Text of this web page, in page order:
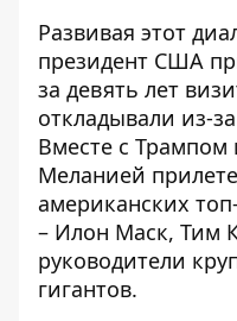
Развивая этот
президент США
за девять лет
откладывали из-
Вместе с Трампом
Меланией
американских
– Илон Маск, Тим
руководители
гигантов.